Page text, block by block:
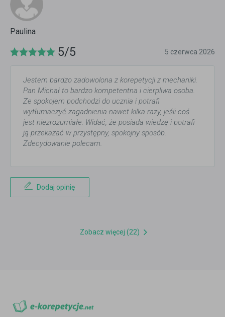
Paulina
5/5 5 czerwca 2026
Jestem bardzo zadowolona z korepetycji z mechaniki.
Pan Michał to bardzo kompetentna i cierpliwa osoba.
Ze spokojem podchodzi do ucznia i potrafi
wytłumaczyć zagadnienia nawet kilka razy, jeśli coś
jest niezrozumiałe. Widać, że posiada wiedzę i potrafi
ją przekazać w przystępny, spokojny sposób.
Zdecydowanie polecam.
Dodaj opinię
Zobacz więcej (22)